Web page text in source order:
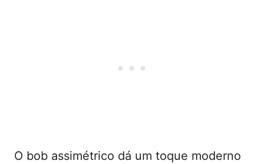
O bob assimétrico dá um toque moderno